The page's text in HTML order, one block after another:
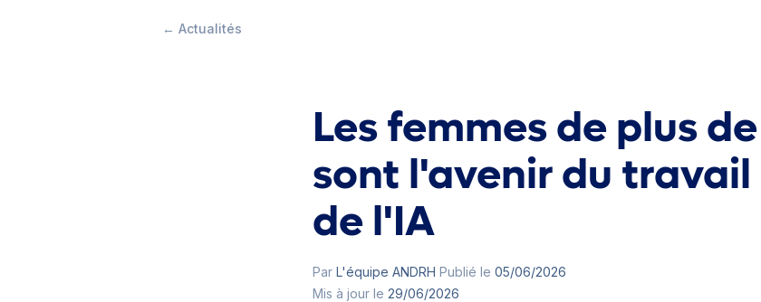
← Actualités
Les femmes de plus
sont l'avenir du travail
de l'IA
Par L'équipe ANDRH Publié le 05/06/2026
Mis à jour le 29/06/2026